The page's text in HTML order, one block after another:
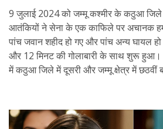
9 जुलाई 2024 को जम्मू कश्मीर के कठुआ जिले
आतंकियों ने सेना के एक काफिले पर अचानक
पांच जवान शहीद हो गए और पांच अन्य घायल
और 12 मिनट की गोलाबारी के साथ शुरू
में कठुआ जिले में दूसरी और जम्मू क्षेत्र में छठवीं